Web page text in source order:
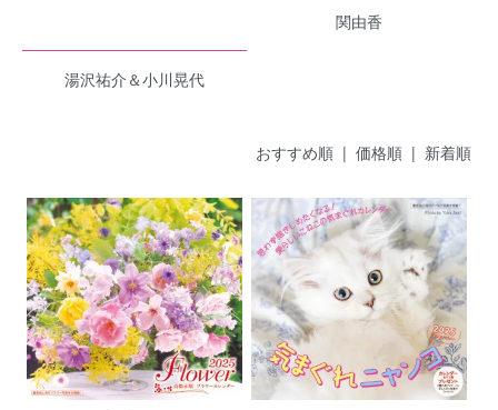
関由香
湯沢祐介＆小川晃代
おすすめ順| 価格順 | 新着順